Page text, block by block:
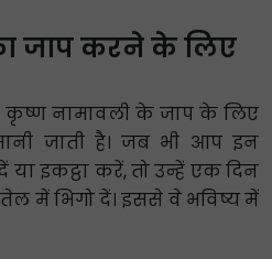
जाप करने के लिए
नामावली के जाप के लिए
जाती है। जब भी आप इन
इकट्ठा करें, तो उन्हें एक दिन
में भिगो दें। इससे वे भविष्य में